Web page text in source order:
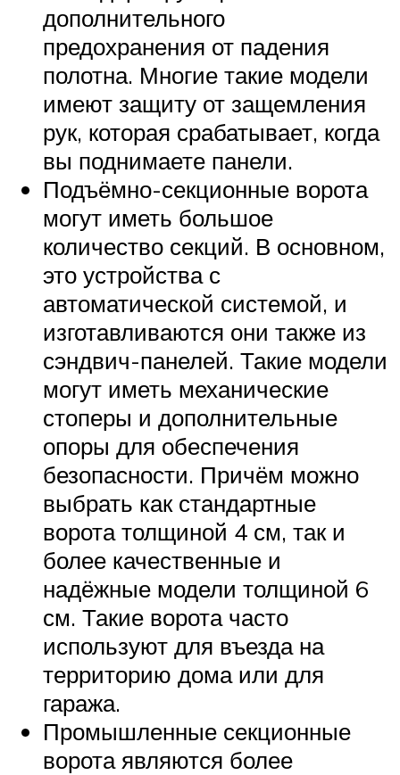
дополнительного
предохранения от падения
полотна. Многие такие модели
имеют защиту от защемления
рук, которая срабатывает, когда
вы поднимаете панели.
Подъёмно-секционные ворота
могут иметь большое
количество секций. В основном,
это устройства с
автоматической системой, и
изготавливаются они также из
сэндвич-панелей. Такие модели
могут иметь механические
стоперы и дополнительные
опоры для обеспечения
безопасности. Причём можно
выбрать как стандартные
ворота толщиной 4 см, так и
более качественные и
надёжные модели толщиной 6
см. Такие ворота часто
используют для въезда на
территорию дома или для
гаража.
Промышленные секционные
ворота являются более